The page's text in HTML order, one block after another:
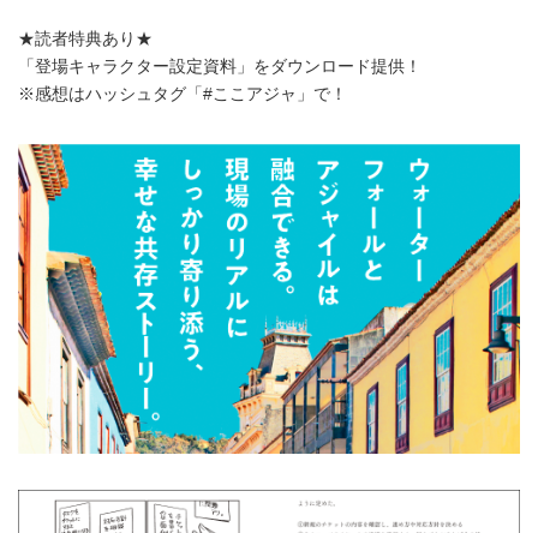
★読者特典あり★
「登場キャラクター設定資料」をダウンロード提供！
※感想はハッシュタグ「#ここアジャ」で！